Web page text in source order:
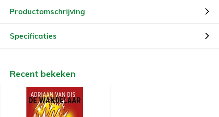
Productomschrijving
Specificaties
Recent bekeken